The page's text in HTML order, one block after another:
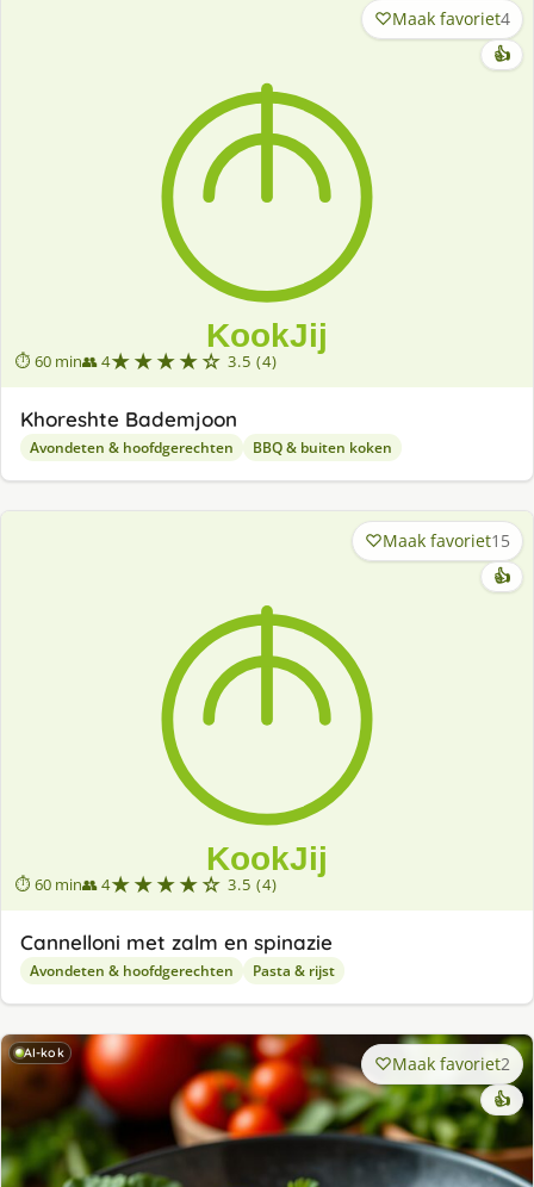
⏱ 60 min👥 4★★★★☆ 3.5 (4)
Maak favoriet4
👍
Khoreshte Bademjoon
Avondeten & hoofdgerechten BBQ & buiten koken
⏱ 60 min👥 4★★★★☆ 3.5 (4)
Maak favoriet15
👍
Cannelloni met zalm en spinazie
Avondeten & hoofdgerechten Pasta & rijst
AI-kok Maak favoriet2
👍